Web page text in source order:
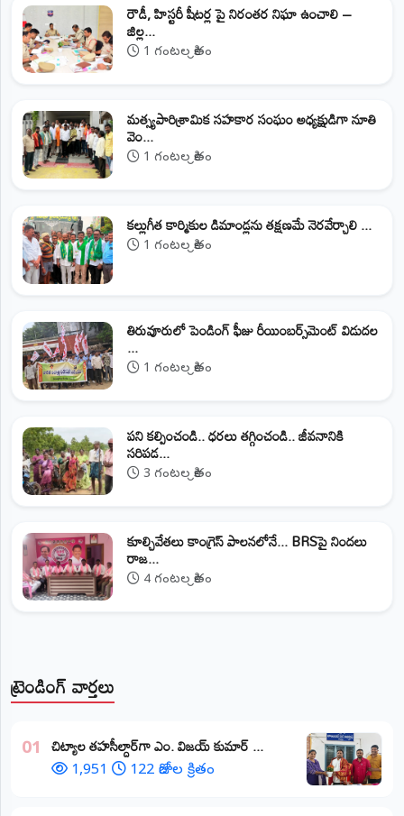
ట్రెండింగ్ వార్తలు
01 ​చిట్యాల తహసీల్దార్‌గా ఎం. విజయ్ కుమార్ ...
1,951 122 రోజుల క్రితం
రౌడీ, హిస్టరీ షీటర్ల పై నిరంతర నిఘా ఉంచాలి –
జిల్ల...
1 గంటల క్రితం
మత్స్యపారిశ్రామిక సహకార సంఘం అధ్యక్షుడిగా నూతి
వెం...
1 గంటల క్రితం
కల్లుగీత కార్మికుల డిమాండ్లను తక్షణమే నెరవేర్చాలి ...
1 గంటల క్రితం
తిరువూరులో పెండింగ్ ఫీజు రీయింబర్స్‌మెంట్ విడుదల
...
1 గంటల క్రితం
పని కల్పించండి.. ధరలు తగ్గించండి.. జీవనానికి
సరిపడ...
3 గంటల క్రితం
కూల్చివేతలు కాంగ్రెస్ పాలనలోనే... BRSపై నిందలు
రాజ...
4 గంటల క్రితం